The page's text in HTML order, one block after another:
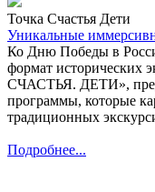
Точка Счастья Дети
Уникальные
Ко Дню Победы в
формат исторических
СЧАСТЬЯ. ДЕТИ»,
программы, которые
традиционных
Подробнее...